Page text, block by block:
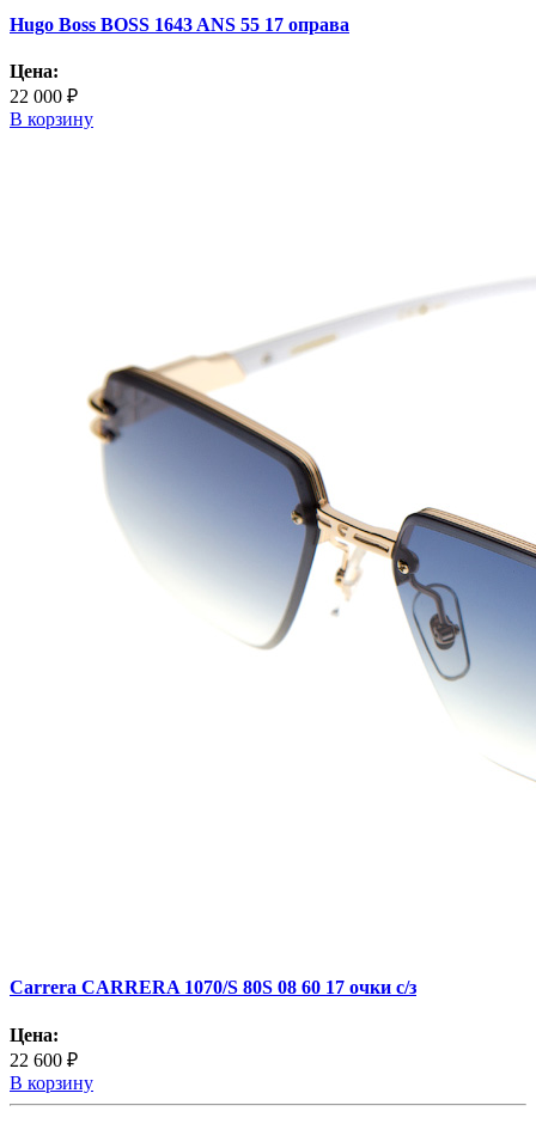
Hugo Boss BOSS 1643 ANS 55 17 оправа
Цена:
22 000 ₽
В корзину
Carrera CARRERA 1070/S 80S 08 60 17 очки с/з
Цена:
22 600 ₽
В корзину